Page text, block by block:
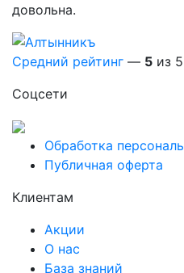
довольна.
Средний рейтинг — 5 из 5
Соцсети
Обработка
Публичная оферта
Клиентам
Акции
О нас
База знаний